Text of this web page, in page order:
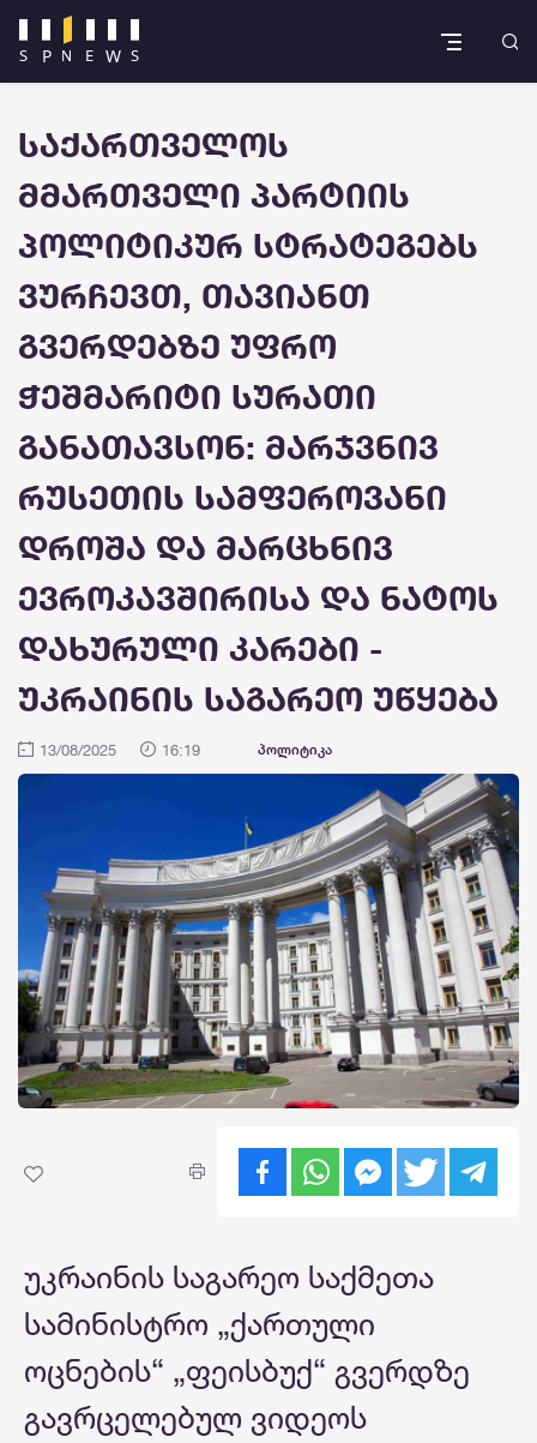
საქართველოს
მმართველი პარტიის
პოლიტიკურ სტრატეგებს
ვურჩევთ, თავიანთ
გვერდებზე უფრო
ჭეშმარიტი სურათი
განათავსონ: მარჯვნივ
რუსეთის სამფეროვანი
დროშა და მარცხნივ
ევროკავშირისა და ნატოს
დახურული კარები -
უკრაინის საგარეო უწყება
13/08/2025 16:19 პოლიტიკა
უკრაინის საგარეო საქმეთა
სამინისტრო „ქართული
ოცნების“ „ფეისბუქ“ გვერდზე
გავრცელებულ ვიდეოს